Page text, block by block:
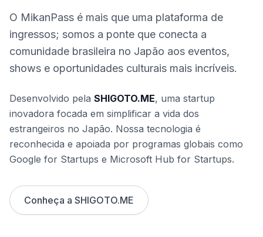
O MikanPass é mais que uma plataforma de
ingressos; somos a ponte que conecta a
comunidade brasileira no Japão aos eventos,
shows e oportunidades culturais mais incríveis.
Desenvolvido pela SHIGOTO.ME, uma startup
inovadora focada em simplificar a vida dos
estrangeiros no Japão. Nossa tecnologia é
reconhecida e apoiada por programas globais como
Google for Startups e Microsoft Hub for Startups.
Conheça a SHIGOTO.ME